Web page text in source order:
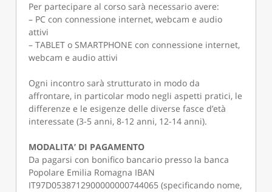
Per partecipare al corso sarà necessario avere:
– PC con connessione internet, webcam e audio
attivi
– TABLET o SMARTPHONE con connessione internet,
webcam e audio attivi
Ogni incontro sarà strutturato in modo da
affrontare, in particolar modo negli aspetti pratici, le
differenze e le esigenze delle diverse fasce d’età
interessate (3-5 anni, 8-12 anni, 12-14 anni).
MODALITA’ DI PAGAMENTO
Da pagarsi con bonifico bancario presso la banca
Popolare Emilia Romagna IBAN
IT97D0538712900000000744065 (specificando nome,